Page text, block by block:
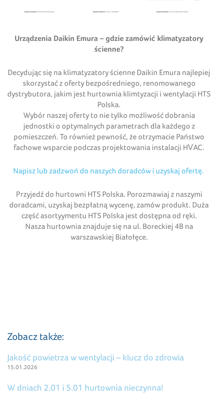
Urządzenia Daikin Emura – gdzie zamówić klimatyzatory
ścienne?
Decydując się na klimatyzatory ścienne Daikin Emura najlepiej
skorzystać z oferty bezpośredniego, renomowanego
dystrybutora, jakim jest hurtownia klimtyzacji i wentylacji HTS
Polska.
Wybór naszej oferty to nie tylko możliwość dobrania
jednostki o optymalnych parametrach dla każdego z
pomieszczeń. To również pewność, że otrzymacie Państwo
fachowe wsparcie podczas projektowania instalacji HVAC.
Napisz lub zadzwoń do naszych doradców i uzyskaj ofertę.
Przyjedź do hurtowni HTS Polska. Porozmawiaj z naszymi
doradcami, uzyskaj bezpłatną wycenę, zamów produkt. Duża
część asortyymentu HTS Polska jest dostępna od ręki.
Nasza hurtownia znajduje się na ul. Boreckiej 4B na
warszawskiej Białołęce.
Zobacz także:
Jakość powietrza w wentylacji – klucz do zdrowia
15.01.2026
W dniach 2.01 i 5.01 hurtownia nieczynna!